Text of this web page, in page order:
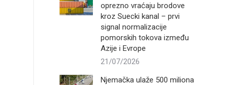
oprezno vraćaju brodove
kroz Suecki kanal – prvi
signal normalizacije
pomorskih tokova između
Azije i Evrope
21/07/2026
Njemačka ulaže 500 miliona